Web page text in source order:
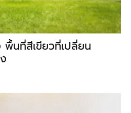
นที่สีเขียวที่เปลี่ยน